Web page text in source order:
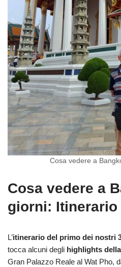
Cosa vedere a
Cosa vedere a
giorni: Itinerario
L’itinerario del primo dei nostri
tocca alcuni degli highlights
Gran Palazzo Reale al Wat Pho,